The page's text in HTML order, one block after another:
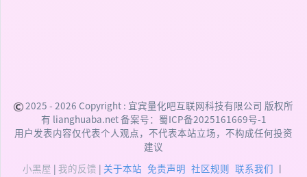
2025 - 2026 Copyright : 宜宾量化吧互联网科技有限公司 版权所
有 lianghuaba.net 备案号： 蜀ICP备2025161669号-1
用户发表内容仅代表个人观点，不代表本站立场，不构成任何投资
建议
小黑屋 | 我的反馈 | 关于本站 免责声明 社区规则 联系我们 丨